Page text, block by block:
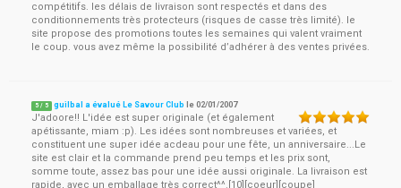
compétitifs. les délais de livraison sont respectés et dans des
conditionnements très protecteurs (risques de casse très limité). le
site propose des promotions toutes les semaines qui valent vraiment
le coup. vous avez même la possibilité d’adhérer à des ventes privées.
5 / 5 guilbal a évalué Le Savour Club le02/01/2007
J'adoore!! L'idée est super originale (et également
apétissante, miam :p). Les idées sont nombreuses et variées, et
constituent une super idée acdeau pour une fête, un anniversaire...Le
site est clair et la commande prend peu temps et les prix sont,
somme toute, assez bas pour une idée aussi originale. La livraison est
rapide, avec un emballage très correct^^.[10][coeur][coupe]